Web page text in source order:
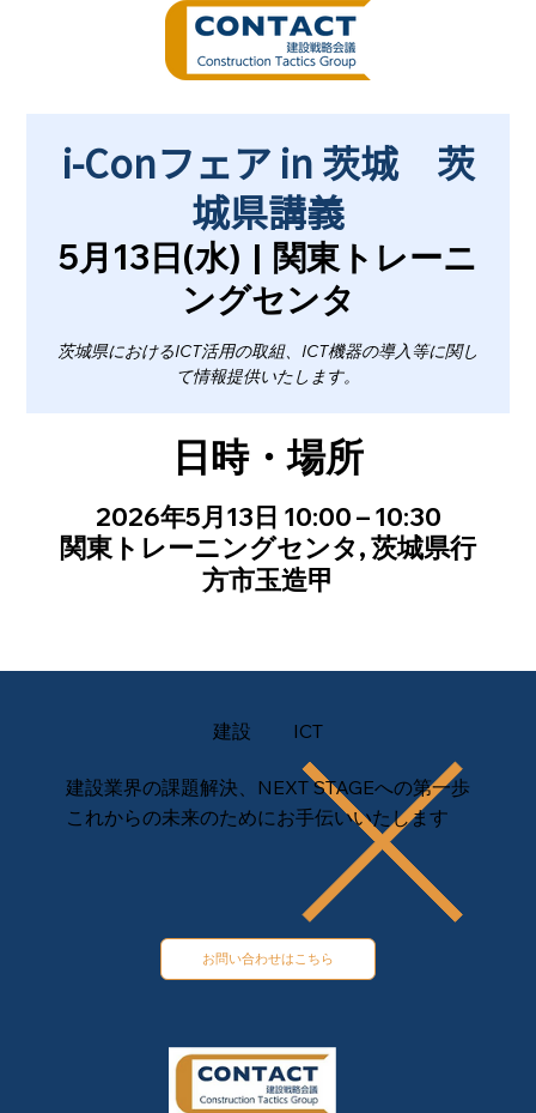
i-Conフェア in 茨城 茨
城県講義
5月13日(水)
  |
関東トレーニ
ングセンタ
茨城県におけるICT活用の取組、ICT機器の導入等に関し
て情報提供いたします。
日時・場所
2026年5月13日 10:00 – 10:30
関東トレーニングセンタ, 茨城県行
方市玉造甲
建設 ICT
建設業界の課題解決、NEXT STAGEへの第一歩
これからの未来のためにお手伝いいたします
お問い合わせはこちら